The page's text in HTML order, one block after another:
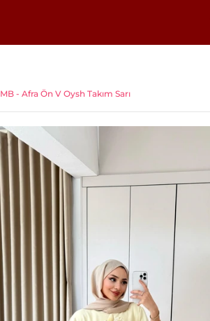
MB - Afra Ön V Oysh Takım Sarı